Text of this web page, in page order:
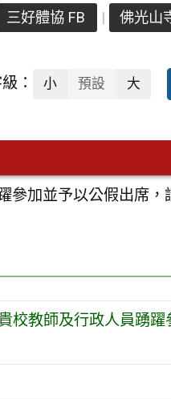
三好體協 FB 佛光山
： 小 預設 大
參加並予以公假出席，
校教師及行政人員踴躍